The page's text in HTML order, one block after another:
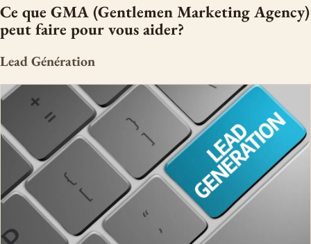
Ce que GMA (Gentlemen Marketing Agency)
peut faire pour vous aider?
Lead Génération